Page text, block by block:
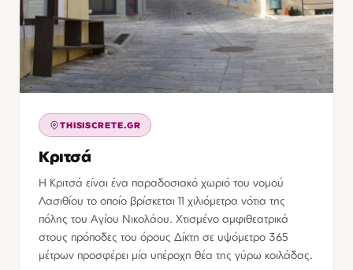
THISISCRETE.GR
Κριτσά
Η Κριτσά είναι ένα παραδοσιακό χωριό του νομού
Λασιθίου το οποίο βρίσκεται 11 χιλιόμετρα νότια της
πόλης του Αγίου Νικολάου. Χτισμένο αμφιθεατρικά
στους πρόποδες του όρους Δίκτη σε υψόμετρο 365
μέτρων προσφέρει μία υπέροχη θέα της γύρω κοιλάδας.